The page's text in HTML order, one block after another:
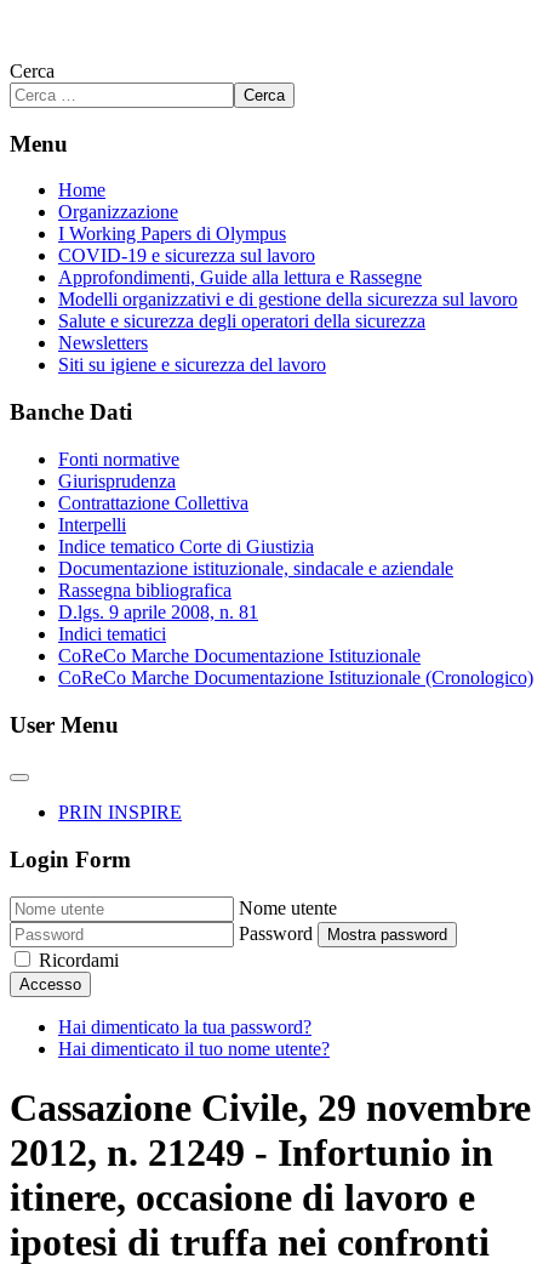
Cerca
Cerca
Menu
Home
Organizzazione
I Working Papers di Olympus
COVID-19 e sicurezza sul lavoro
Approfondimenti, Guide alla lettura e Rassegne
Modelli organizzativi e di gestione della sicurezza sul lavoro
Salute e sicurezza degli operatori della sicurezza
Newsletters
Siti su igiene e sicurezza del lavoro
Banche Dati
Fonti normative
Giurisprudenza
Contrattazione Collettiva
Interpelli
Indice tematico Corte di Giustizia
Documentazione istituzionale, sindacale e aziendale
Rassegna bibliografica
D.lgs. 9 aprile 2008, n. 81
Indici tematici
CoReCo Marche Documentazione Istituzionale
CoReCo Marche Documentazione Istituzionale (Cronologico)
User Menu
PRIN INSPIRE
Login Form
Nome utente
Password
Mostra password
Ricordami
Accesso
Hai dimenticato la tua password?
Hai dimenticato il tuo nome utente?
Cassazione Civile, 29 novembre
2012, n. 21249 - Infortunio in
itinere, occasione di lavoro e
ipotesi di truffa nei confronti